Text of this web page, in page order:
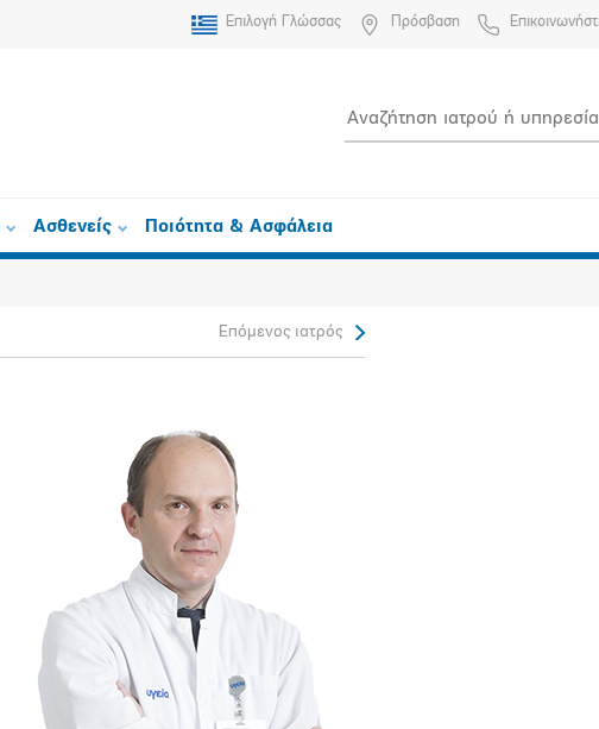
Επιλογή Γλώσσας Πρόσβαση
Ασθενείς Ποιότητα & Ασφάλεια
Επόμενος ιατρός